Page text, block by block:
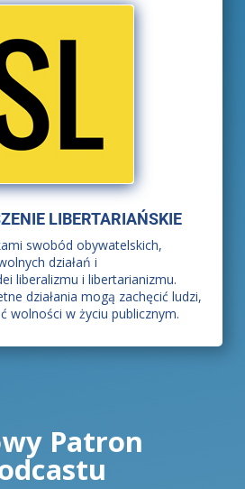
LIBERTARIAŃSKIE
swobód obywatelskich,
działań i
liberalizmu i libertarianizmu.
działania mogą zachęcić ludzi,
wolności w życiu publicznym.
Patron